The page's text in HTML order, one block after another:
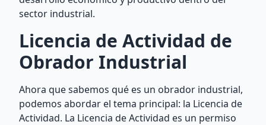
sector industrial.
Licencia de Actividad de
Obrador Industrial
Ahora que sabemos qué es un obrador industrial,
podemos abordar el tema principal: la Licencia de
Actividad. La Licencia de Actividad es un permiso